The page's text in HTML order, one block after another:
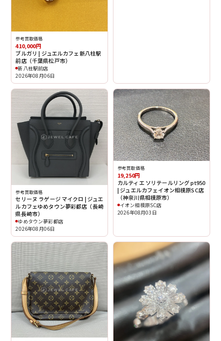
参考買取価格
410,000円
ブルガリ | ジュエルカフェ新八柱駅
前店（千葉県松戸市）
新八柱駅前店
2026年08月06日
参考買取価格
セリーヌ ラゲージ マイクロ | ジュエ
ルカフェゆめタウン夢彩都店（長崎
県長崎市）
ゆめタウン夢彩都店
2026年08月06日
参考買取価格
19,250円
カルティエ ソリテールリング pt950
| ジュエルカフェイオン相模原SC店
（神奈川県相模原市）
イオン相模原SC店
2026年08月03日